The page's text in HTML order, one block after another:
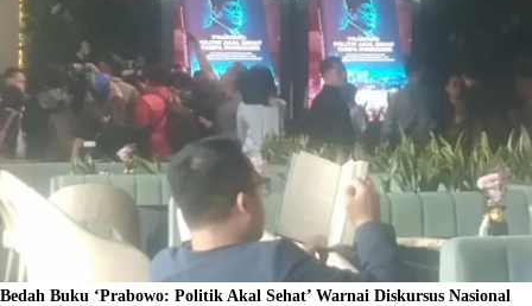
Bedah Buku ‘Prabowo: Politik Akal Sehat’ Warnai Diskursus Nasional